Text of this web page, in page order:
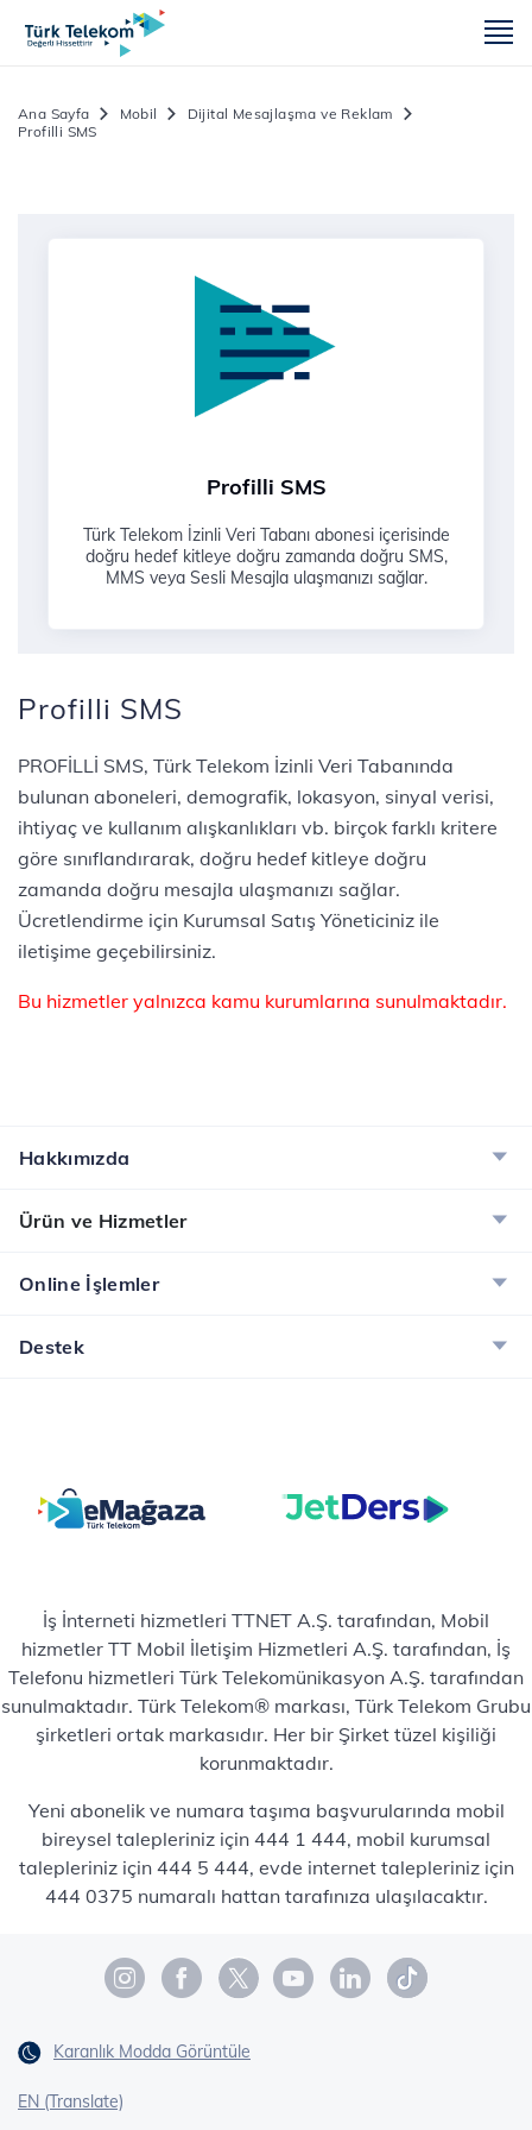
Ana Sayfa Mobil
Dijital Mesajlaşma ve Reklam
Profilli SMS
Profilli SMS
Türk Telekom İzinli Veri Tabanı abonesi içerisinde
doğru hedef kitleye doğru zamanda doğru SMS,
MMS veya Sesli Mesajla ulaşmanızı sağlar.​
Profilli SMS
PROFİLLİ SMS, Türk Telekom İzinli Veri Tabanında
bulunan aboneleri, demografik, lokasyon, sinyal verisi,
ihtiyaç ve kullanım alışkanlıkları vb. birçok farklı kritere
göre sınıflandırarak, doğru hedef kitleye doğru
zamanda doğru mesajla ulaşmanızı sağlar.
Ücretlendirme için Kurumsal Satış Yöneticiniz ile
iletişime geçebilirsiniz.
Bu hizmetler yalnızca kamu kurumlarına sunulmaktadır.
Hakkımızda
Ürün ve Hizmetler
Online İşlemler
Destek
İş İnterneti hizmetleri TTNET A.Ş. tarafından, Mobil
hizmetler TT Mobil İletişim Hizmetleri A.Ş. tarafından, İş
Telefonu hizmetleri Türk Telekomünikasyon A.Ş. tarafından
sunulmaktadır. Türk Telekom® markası, Türk Telekom Grubu
şirketleri ortak markasıdır. Her bir Şirket tüzel kişiliği
korunmaktadır.
Yeni abonelik ve numara taşıma başvurularında mobil
bireysel talepleriniz için 444 1 444, mobil kurumsal
talepleriniz için 444 5 444, evde internet talepleriniz için
444 0375 numaralı hattan tarafınıza ulaşılacaktır.
Karanlık Modda Görüntüle
EN (Translate)